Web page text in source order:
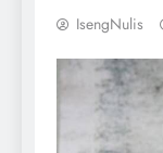
IsengNulis